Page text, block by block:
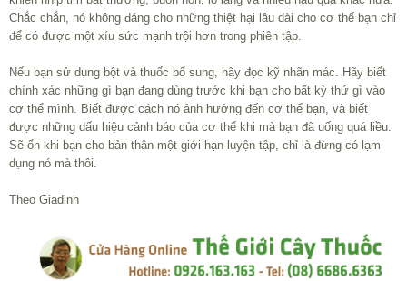
Chắc chắn, nó không đáng cho những thiệt hại lâu dài cho cơ thể bạn chỉ
để có được một xíu sức mạnh trội hơn trong phiên tập.
Nếu bạn sử dụng bột và thuốc bổ sung, hãy đọc kỹ nhãn mác. Hãy biết
chính xác những gì bạn đang dùng trước khi bạn cho bất kỳ thứ gì vào
cơ thể mình. Biết được cách nó ảnh hưởng đến cơ thể bạn, và biết
được những dấu hiệu cảnh báo của cơ thể khi mà bạn đã uống quá liều.
Sẽ ổn khi bạn cho bản thân một giới hạn luyện tập, chỉ là đừng có lạm
dụng nó mà thôi.
Theo Giadinh